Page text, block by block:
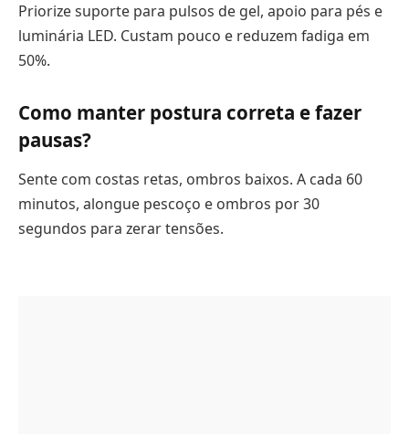
Priorize suporte para pulsos de gel, apoio para pés e
luminária LED. Custam pouco e reduzem fadiga em
50%.
Como manter postura correta e fazer
pausas?
Sente com costas retas, ombros baixos. A cada 60
minutos, alongue pescoço e ombros por 30
segundos para zerar tensões.